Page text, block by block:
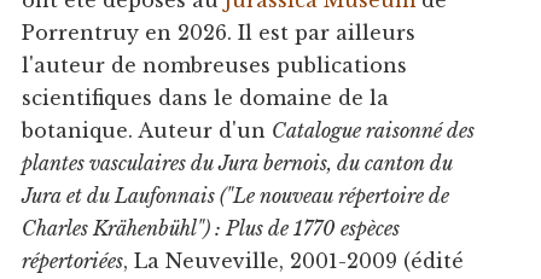
Porrentruy en 2026. Il est par ailleurs
l'auteur de nombreuses publications
scientifiques dans le domaine de la
botanique. Auteur d'un Catalogue raisonné des
plantes vasculaires du Jura bernois, du canton du
Jura et du Laufonnais ("Le nouveau répertoire de
Charles Krähenbühl") : Plus de 1770 espèces
répertoriées, La Neuveville, 2001-2009 (édité